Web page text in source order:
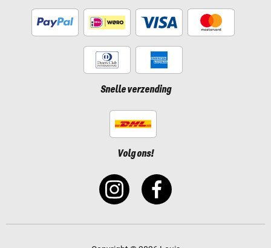
Snelle verzending
Volg ons!